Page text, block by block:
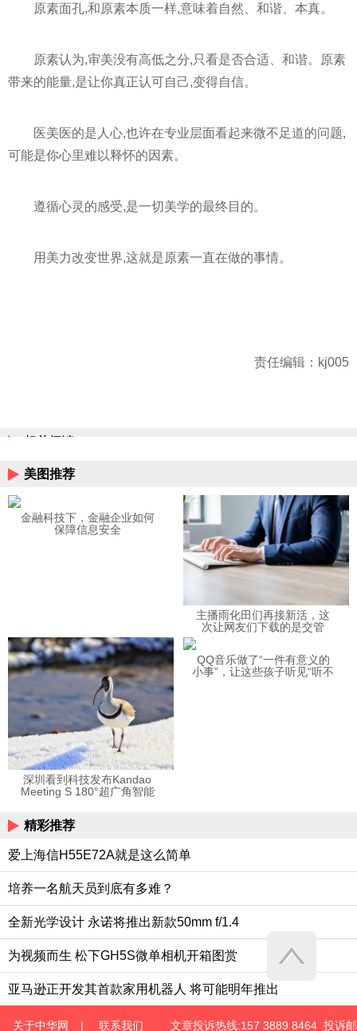
原素面孔,和原素本质一样,意味着自然、和谐、本真。
原素认为,审美没有高低之分,只看是否合适、和谐。原素
带来的能量,是让你真正认可自己,变得自信。
医美医的是人心,也许在专业层面看起来微不足道的问题,
可能是你心里难以释怀的因素。
遵循心灵的感受,是一切美学的最终目的。
用美力改变世界,这就是原素一直在做的事情。
责任编辑：kj005
相关阅读
美图推荐
金融科技下，金融企业如何
保障信息安全
主播雨化田们再接新活，这
次让网友们下载的是交管
深圳看到科技发布Kandao
Meeting S 180°超广角智能
QQ音乐做了“一件有意义的
小事”，让这些孩子听见“听不
精彩推荐
爱上海信H55E72A就是这么简单
培养一名航天员到底有多难？
全新光学设计 永诺将推出新款50mm f/1.4
为视频而生 松下GH5S微单相机开箱图赏
亚马逊正开发其首款家用机器人 将可能明年推出
关于中华网 | 联系我们 文章投诉热线:157 3889 8464 投诉邮